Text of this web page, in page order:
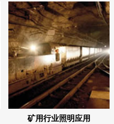
矿用行业照明应用